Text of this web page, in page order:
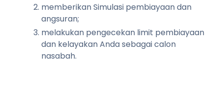
memberikan Simulasi pembiayaan dan
angsuran;
melakukan pengecekan limit pembiayaan
dan kelayakan Anda sebagai calon
nasabah.